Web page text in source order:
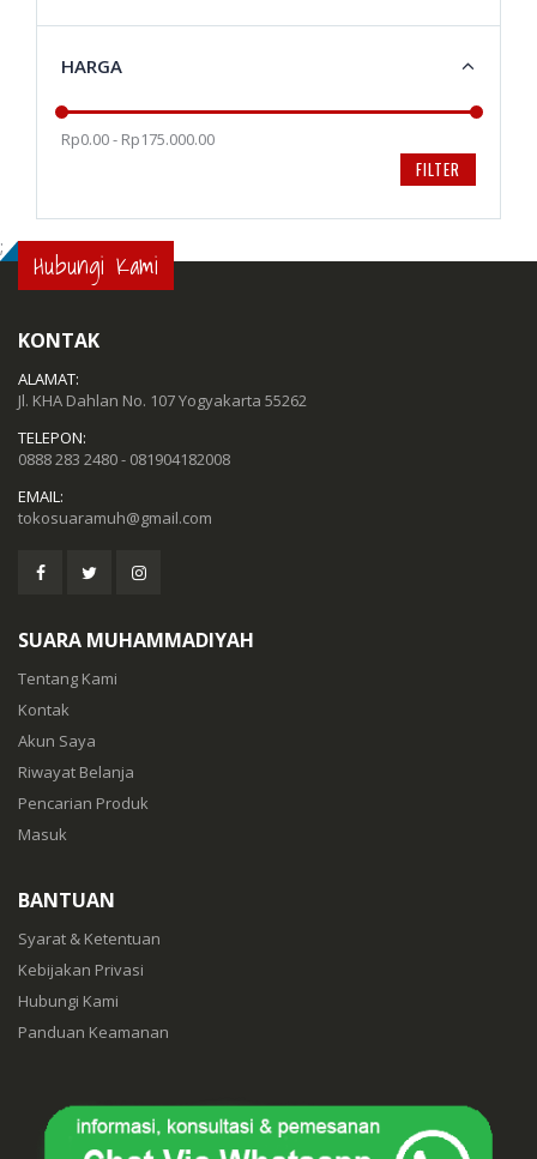
HARGA
Rp0.00 - Rp175.000.00
FILTER
; Hubungi Kami
KONTAK
ALAMAT:
Jl. KHA Dahlan No. 107 Yogyakarta 55262
TELEPON:
0888 283 2480 - 081904182008
EMAIL:
tokosuaramuh@gmail.com
SUARA MUHAMMADIYAH
Tentang Kami
Kontak
Akun Saya
Riwayat Belanja
Pencarian Produk
Masuk
BANTUAN
Syarat & Ketentuan
Kebijakan Privasi
Hubungi Kami
Panduan Keamanan